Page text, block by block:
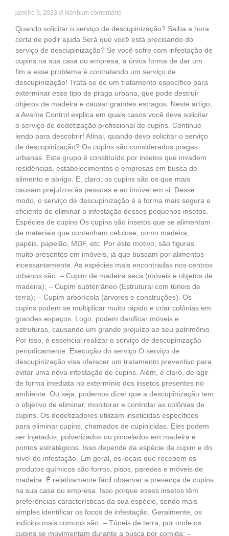
janeiro 3, 2023 Nenhum comentário
Quando solicitar o serviço de descupinização? Saiba a hora
certa de pedir ajuda Será que você está precisando do
serviço de descupinização? Se você sofre com infestação de
cupins na sua casa ou empresa, a única forma de dar um
fim a esse problema é contratando um serviço de
descupinização! Trata-se de um tratamento específico para
exterminar esse tipo de praga urbana, que pode destruir
objetos de madeira e causar grandes estragos. Neste artigo,
a Avante Control explica em quais casos você deve solicitar
o serviço de dedetização profissional de cupins. Continue
lendo para descobrir! Afinal, quando devo solicitar o serviço
de descupinização? Os cupins são considerados pragas
urbanas. Este grupo é constituído por insetos que invadem
residências, estabelecimentos e empresas em busca de
alimento e abrigo. E, claro, os cupins são os que mais
causam prejuízos às pessoas e ao imóvel em si. Desse
modo, o serviço de descupinização é a forma mais segura e
eficiente de eliminar a infestação desses pequenos insetos.
Espécies de cupins Os cupins são insetos que se alimentam
de materiais que contenham celulose, como madeira,
papéis, papelão, MDF, etc. Por este motivo, são figuras
muito presentes em imóveis, já que buscam por alimentos
incessantemente. As espécies mais encontradas nos centros
urbanos são: – Cupim de madeira seca (móveis e objetos de
madeira); – Cupim subterrâneo (Estrutural com túneis de
terra); – Cupim arborícola (árvores e construções). Os
cupins podem se multiplicar muito rápido e criar colônias em
grandes espaços. Logo, podem danificar móveis e
estruturas, causando um grande prejuízo ao seu patrimônio.
Por isso, é essencial realizar o serviço de descupinização
periodicamente. Execução do serviço O serviço de
descupinização visa oferecer um tratamento preventivo para
evitar uma nova infestação de cupins. Além, é claro, de agir
de forma imediata no extermínio dos insetos presentes no
ambiente. Ou seja, podemos dizer que a descupinização tem
o objetivo de eliminar, monitorar e controlar as colônias de
cupins. Os dedetizadores utilizam inseticidas específicos
para eliminar cupins, chamados de cupinicidas. Eles podem
ser injetados, pulverizados ou pincelados em madeira e
pontos estratégicos. Isso depende da espécie de cupim e do
nível de infestação. Em geral, os locais que recebem os
produtos químicos são forros, pisos, paredes e móveis de
madeira. É relativamente fácil observar a presença de cupins
na sua casa ou empresa. Isso porque esses insetos têm
preferências características da sua espécie, sendo mais
simples identificar os focos de infestação. Geralmente, os
indícios mais comuns são: – Túneis de terra, por onde os
cupins se movimentam durante a busca por comida; –